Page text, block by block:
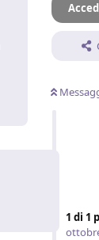
1 di 1